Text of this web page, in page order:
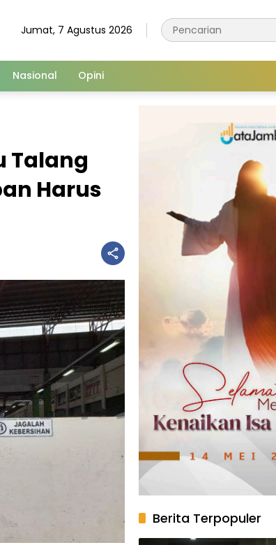
Jumat, 7 Agustus 2026
Nasional Opini
Talang
Harus
Berita Terpopuler